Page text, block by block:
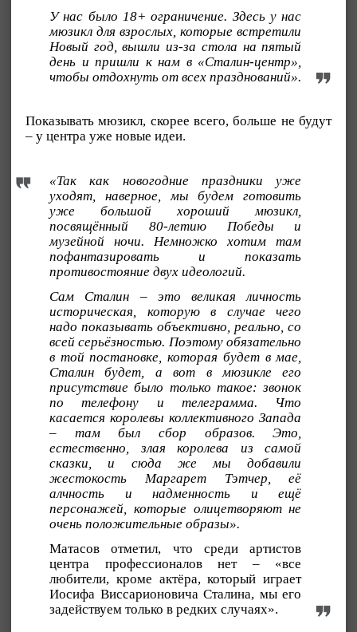
У нас было 18+ ограничение. Здесь у нас
мюзикл для взрослых, которые встретили
Новый год, вышли из-за стола на пятый
день и пришли к нам в «Сталин-центр»,
чтобы отдохнуть от всех празднований».
Показывать мюзикл, скорее всего, больше не будут
– у центра уже новые идеи.
«Так как новогодние праздники уже
уходят, наверное, мы будем готовить
уже большой хороший мюзикл,
посвящённый 80-летию Победы и
музейной ночи. Немножко хотим там
пофантазировать и показать
противостояние двух идеологий.
Сам Сталин – это великая личность
историческая, которую в случае чего
надо показывать объективно, реально, со
всей серьёзностью. Поэтому обязательно
в той постановке, которая будет в мае,
Сталин будет, а вот в мюзикле его
присутствие было только такое: звонок
по телефону и телеграмма. Что
касается королевы коллективного Запада
– там был сбор образов. Это,
естественно, злая королева из самой
сказки, и сюда же мы добавили
жестокость Маргарет Тэтчер, её
алчность и надменность и ещё
персонажей, которые олицетворяют не
очень положительные образы».
Матасов отметил, что среди артистов
центра профессионалов нет – «все
любители, кроме актёра, который играет
Иосифа Виссарионовича Сталина, мы его
задействуем только в редких случаях».